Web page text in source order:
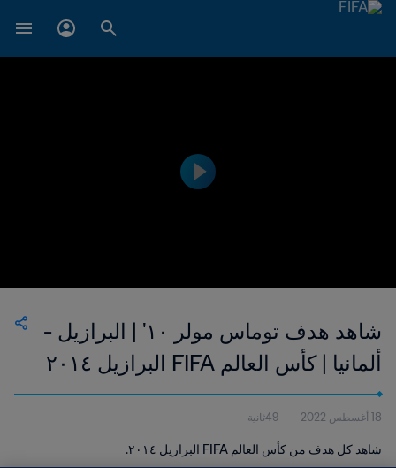
شاهد هدف توماس مولر ١٠' | البرازيل -
ألمانيا | كأس العالم FIFA البرازيل ٢٠١٤
18 أغسطس 2022 49ثانية
شاهد كل هدف من كأس العالم FIFA البرازيل ٢٠١٤.